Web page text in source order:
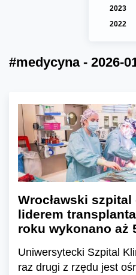
2023
2022
#medycyna - 2026-
Wrocławski
liderem
roku wykonano aż
Uniwersytecki Szpital
raz drugi z rzędu jest